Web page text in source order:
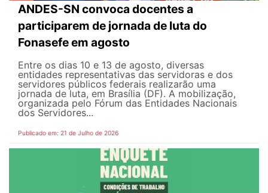
ANDES-SN convoca docentes a
participarem de jornada de luta do
Fonasefe em agosto
Entre os dias 10 e 13 de agosto, diversas
entidades representativas das servidoras e dos
servidores públicos federais realizarão uma
jornada de luta, em Brasília (DF). A mobilização,
organizada pelo Fórum das Entidades Nacionais
dos Servidores...
Publicado em: 21 de Julho de 2026